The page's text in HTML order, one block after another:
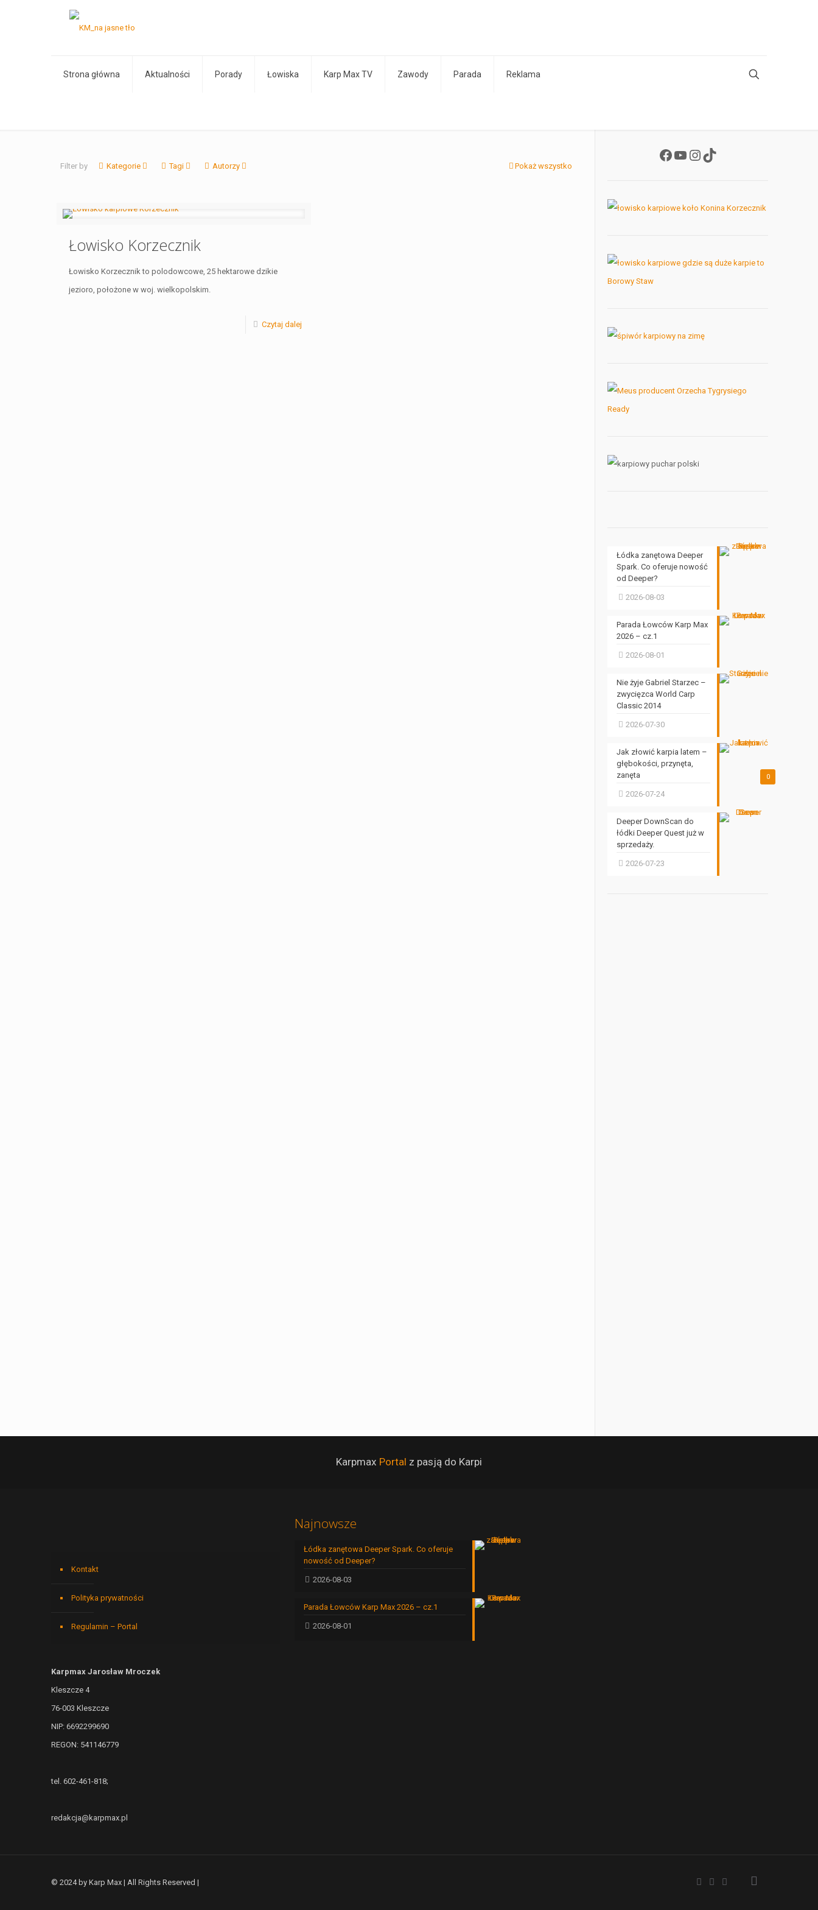
Strona główna Aktualności Porady Łowiska Karp Max TV Zawody Parada Reklama
Filter by Kategorie Tagi Autorzy Pokaż wszystko
Łowisko Korzecznik
Łowisko Korzecznik to polodowcowe, 25 hektarowe dzikie
jezioro, położone w woj. wielkopolskim.
Czytaj dalej
Facebook
YouTube
Instagram
TikTok
Łódka zanętowa Deeper
Spark. Co oferuje nowość
od Deeper?
2026-08-03
Parada Łowców Karp Max
2026 – cz.1
2026-08-01
Nie żyje Gabriel Starzec –
zwycięzca World Carp
Classic 2014
2026-07-30
0
Jak złowić karpia latem –
głębokości, przynęta,
zanęta
2026-07-24
Deeper DownScan do
łódki Deeper Quest już w
sprzedaży.
2026-07-23
Karpmax Portal z pasją do Karpi
Kontakt
Polityka prywatności
Regulamin – Portal
Karpmax Jarosław Mroczek
Kleszcze 4
76-003 Kleszcze
NIP: 6692299690
REGON: 541146779
tel. 602-461-818;
redakcja@karpmax.pl
Najnowsze
Łódka zanętowa Deeper Spark. Co oferuje
nowość od Deeper?
2026-08-03
Parada Łowców Karp Max 2026 – cz.1
2026-08-01
© 2024 by Karp Max | All Rights Reserved |